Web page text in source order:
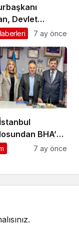
Devlet
kabul etti
7 ay önce
BHA’ya
7 ay önce
.